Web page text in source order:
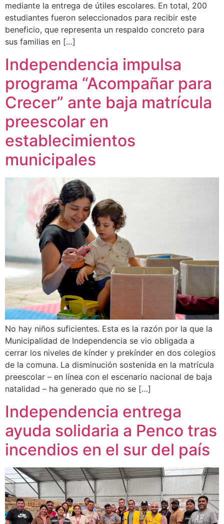
mediante la entrega de útiles escolares. En total, 200
estudiantes fueron seleccionados para recibir este
beneficio, que representa un respaldo concreto para
sus familias en […]
Independencia impulsa
programa “Acompañar para
Crecer” ante baja matrícula
preescolar en
establecimientos
municipales
No hay niños suficientes. Esta es la razón por la que la
Municipalidad de Independencia se vio obligada a
cerrar los niveles de kínder y prekínder en dos colegios
de la comuna. La disminución sostenida en la matrícula
preescolar – en línea con el escenario nacional de baja
natalidad – ha generado que no se […]
Independencia entrega
ayuda solidaria a Penco tras
incendios en el sur del país